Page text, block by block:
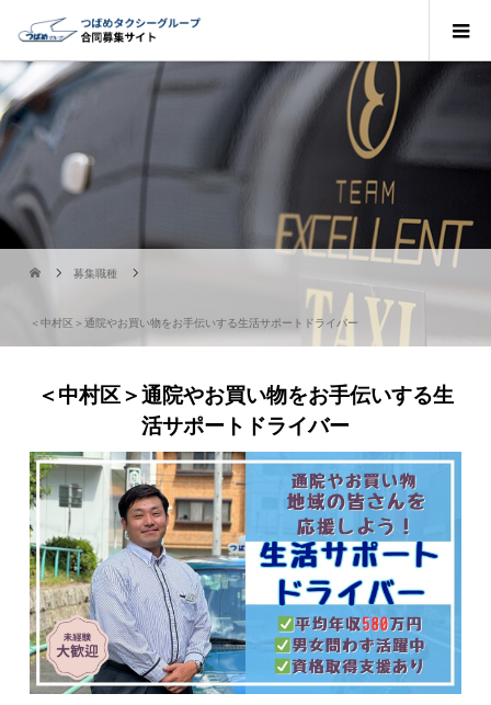
募集職種
＜中村区＞通院やお買い物をお手伝いする生活サポートドライバー
＜中村区＞通院やお買い物をお手伝いする生
活サポートドライバー